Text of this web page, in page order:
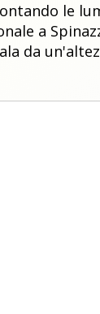
le
a
da